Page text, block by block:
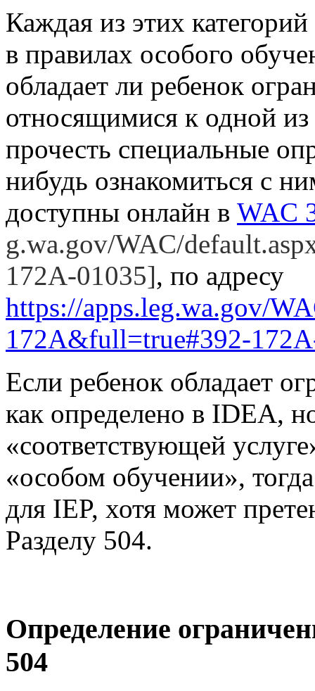
Каждая из этих
в правилах особого
обладает ли ребенок
относящимися к одной из
прочесть специальные
нибудь ознакомиться с
доступны онлайн в WAC
g.wa.gov/WAC/
172A-01035], по адресу
https://apps.leg.wa.gov/
172A&full=true#392-
Если ребенок обладает
как определено в IDEA,
«соответствующей
«особом обучении»,
для IEP, хотя может
Разделу 504.
Определение
504